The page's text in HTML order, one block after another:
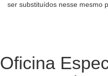
ser substituídos nesse mesmo
Oficina